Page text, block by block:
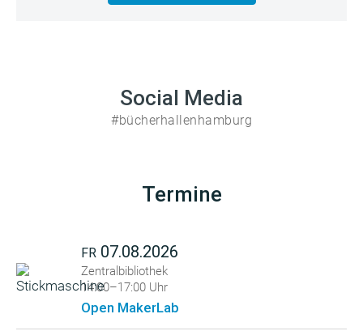
Social Media
#bücherhallenhamburg
Termine
FR 07.08.2026
Zentralbibliothek
14:00–17:00 Uhr
Open MakerLab